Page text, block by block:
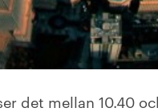
det mellan 10.40